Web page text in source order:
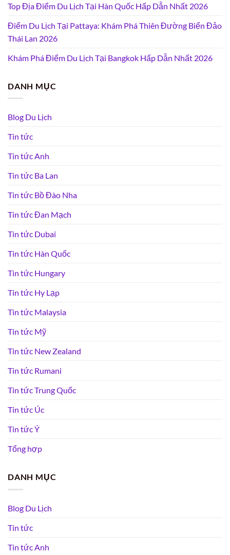
Top Địa Điểm Du Lịch Tại Hàn Quốc Hấp Dẫn Nhất 2026
Điểm Du Lịch Tại Pattaya: Khám Phá Thiên Đường Biển Đảo
Thái Lan 2026
Khám Phá Điểm Du Lịch Tại Bangkok Hấp Dẫn Nhất 2026
DANH MỤC
Blog Du Lịch
Tin tức
Tin tức Anh
Tin tức Ba Lan
Tin tức Bồ Đào Nha
Tin tức Đan Mạch
Tin tức Dubai
Tin tức Hàn Quốc
Tin tức Hungary
Tin tức Hy Lạp
Tin tức Malaysia
Tin tức Mỹ
Tin tức New Zealand
Tin tức Rumani
Tin tức Trung Quốc
Tin tức Úc
Tin tức Ý
Tổng hợp
DANH MỤC
Blog Du Lịch
Tin tức
Tin tức Anh